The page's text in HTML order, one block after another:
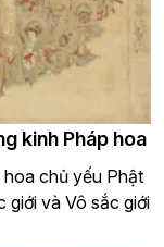
kinh Pháp hoa
hoa chủ yếu Phật
giới và Vô sắc giới